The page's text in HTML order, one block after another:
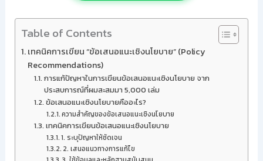
Table of Contents
เทคนิคการเขียน “ข้อเสนอแนะเชิงนโยบาย” (Policy
Recommendations)
การแก้ปัญหาในการเขียนข้อเสนอแนะเชิงนโยบาย จาก
ประสบการณ์ที่ผมสะสมมา 5,000 เล่ม
ข้อเสนอแนะเชิงนโยบายคืออะไร?
ความสำคัญของข้อเสนอแนะเชิงนโยบาย
เทคนิคการเขียนข้อเสนอแนะเชิงนโยบาย
1. ระบุปัญหาให้ชัดเจน
2. เสนอแนวทางการแก้ไข